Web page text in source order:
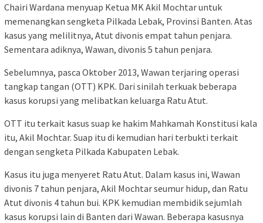
Chairi Wardana menyuap Ketua MK Akil Mochtar untuk
memenangkan sengketa Pilkada Lebak, Provinsi Banten. Atas
kasus yang melilitnya, Atut divonis empat tahun penjara.
Sementara adiknya, Wawan, divonis 5 tahun penjara.
Sebelumnya, pasca Oktober 2013, Wawan terjaring operasi
tangkap tangan (OTT) KPK. Dari sinilah terkuak beberapa
kasus korupsi yang melibatkan keluarga Ratu Atut.
OTT itu terkait kasus suap ke hakim Mahkamah Konstitusi kala
itu, Akil Mochtar. Suap itu di kemudian hari terbukti terkait
dengan sengketa Pilkada Kabupaten Lebak.
Kasus itu juga menyeret Ratu Atut. Dalam kasus ini, Wawan
divonis 7 tahun penjara, Akil Mochtar seumur hidup, dan Ratu
Atut divonis 4 tahun bui. KPK kemudian membidik sejumlah
kasus korupsi lain di Banten dari Wawan. Beberapa kasusnya